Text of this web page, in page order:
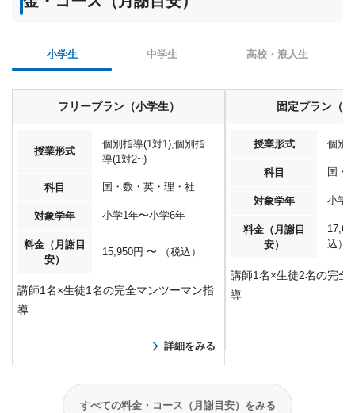
小学生 中学生 高校・浪人生
フリープラン（小学生）
授業形式
個別指導(1対1),個別指
導(1対2~)
科目 国・数・英・理・社
対象学年 小学1年〜小学6年
料金（月謝目
安）
15,950円 〜 （税込）
講師1名×生徒1名の完全マンツーマン指
導
詳細をみる
固定プラン（
授業形式 個別
科目 国・
対象学年 小学
料金（月謝目
安）
込）
講師1名×生徒2名の完全
導
すべての料金・コース（月謝目安）をみる